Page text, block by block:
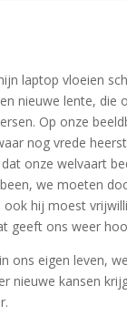
laptop vloeien
nieuwe lente,
Op onze
nog vrede
onze welvaart
we moeten
ook hij moest
geeft ons weer
ons eigen leven,
nieuwe kansen